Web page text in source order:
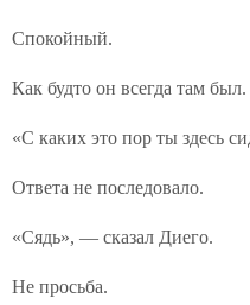
Спокойный.
Как будто он всегда там был.
«С каких это пор ты здесь
Ответа не последовало.
«Сядь», — сказал Диего.
Не просьба.